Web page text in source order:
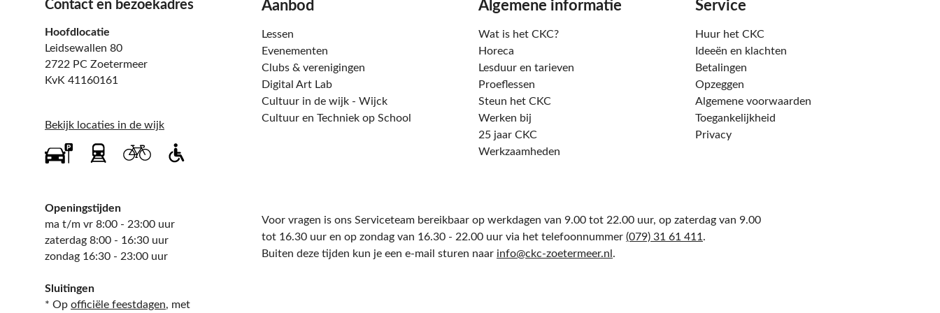
Contact en bezoekadres
Hoofdlocatie
Leidsewallen 80
2722 PC Zoetermeer
KvK 41160161
Bekijk locaties in de wijk
Aanbod
Lessen
Evenementen
Clubs & verenigingen
Digital Art Lab
Cultuur in de wijk - Wijck
Cultuur en Techniek op School
Algemene informatie
Wat is het CKC?
Horeca
Lesduur en tarieven
Proeflessen
Steun het CKC
Werken bij
25 jaar CKC
Werkzaamheden
Service
Huur het CKC
Ideeën en klachten
Betalingen
Opzeggen
Algemene voorwaarden
Toegankelijkheid
Privacy
Openingstijden
ma t/m vr 8:00 - 23:00 uur
zaterdag 8:00 - 16:30 uur
zondag 16:30 - 23:00 uur
Sluitingen
* Op officiële feestdagen, met
Voor vragen is ons Serviceteam bereikbaar op werkdagen van 9.00 tot 22.00 uur, op zaterdag van 9.00
tot 16.30 uur en op zondag van 16.30 - 22.00 uur via het telefoonnummer (079) 31 61 411 .
Buiten deze tijden kun je een e-mail sturen naar info@ckc-zoetermeer.nl .